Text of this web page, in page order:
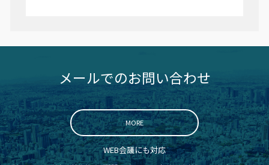
メールでのお問い合わせ
MORE
WEB会議にも対応